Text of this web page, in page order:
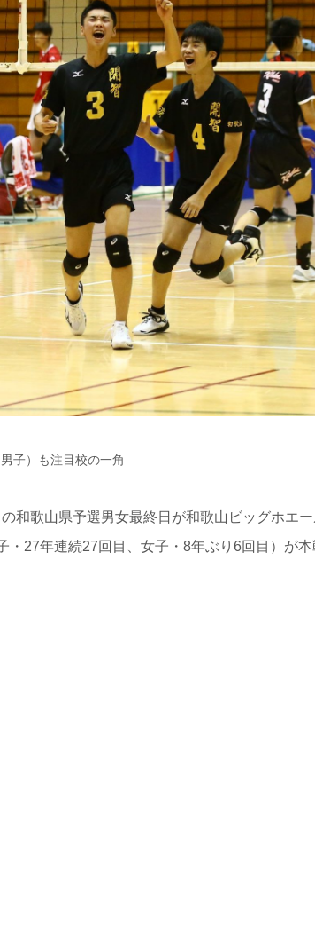
子）も注目校の一角
和歌山県予選男女最終日が和歌山ビッグホエ
27年連続27回目、女子・8年ぶり6回目）が